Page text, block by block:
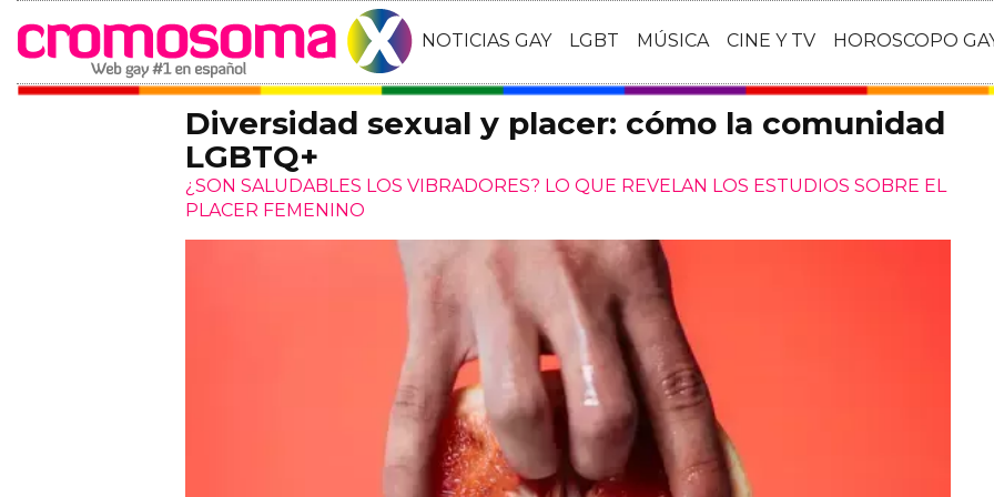
NOTICIAS GAY LGBT MÚSICA CINE Y TV HOROSCOPO
Diversidad sexual y placer: cómo la comunidad
LGBTQ+
¿SON SALUDABLES LOS VIBRADORES? LO QUE REVELAN LOS ESTUDIOS SOBRE EL
PLACER FEMENINO